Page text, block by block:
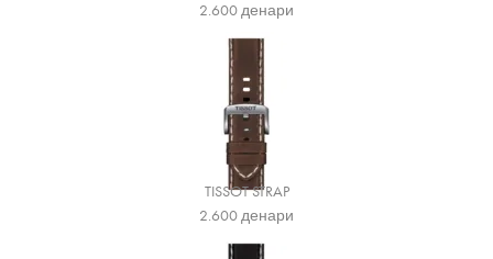
2.600денари
TISSOT STRAP
2.600денари